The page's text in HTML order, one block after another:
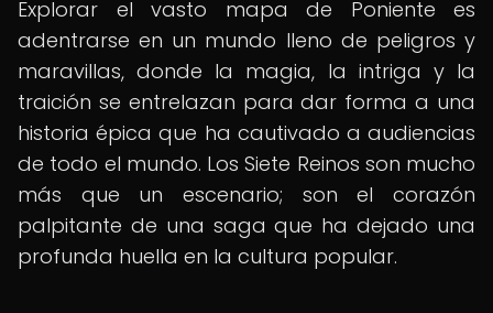
Explorar el vasto mapa de Poniente es
adentrarse en un mundo lleno de peligros y
maravillas, donde la magia, la intriga y la
traición se entrelazan para dar forma a una
historia épica que ha cautivado a audiencias
de todo el mundo. Los Siete Reinos son mucho
más que un escenario; son el corazón
palpitante de una saga que ha dejado una
profunda huella en la cultura popular.